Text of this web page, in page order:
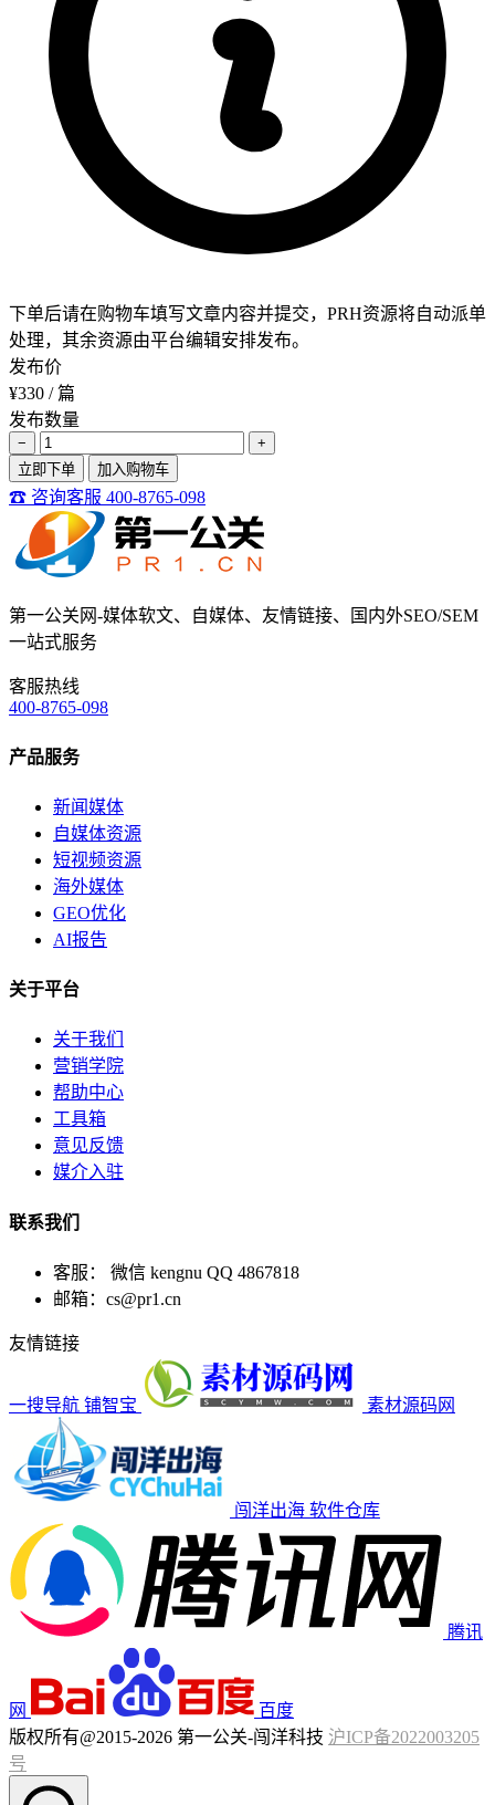
下单后请在购物车填写文章内容并提交，PRH资源将自动派单
处理，其余资源由平台编辑安排发布。
发布价
¥330 / 篇
发布数量
−
+
立即下单
加入购物车
☎ 咨询客服 400-8765-098
第一公关网-媒体软文、自媒体、友情链接、国内外SEO/SEM
一站式服务
客服热线
400-8765-098
产品服务
新闻媒体
自媒体资源
短视频资源
海外媒体
GEO优化
AI报告
关于平台
关于我们
营销学院
帮助中心
工具箱
意见反馈
媒介入驻
联系我们
客服： 微信 kengnu QQ 4867818
邮箱：cs@pr1.cn
友情链接
一搜导航 铺智宝 素材源码网
闯洋出海 软件仓库
腾讯
网
百度
版权所有@2015-2026 第一公关-闯洋科技 沪ICP备2022003205
号